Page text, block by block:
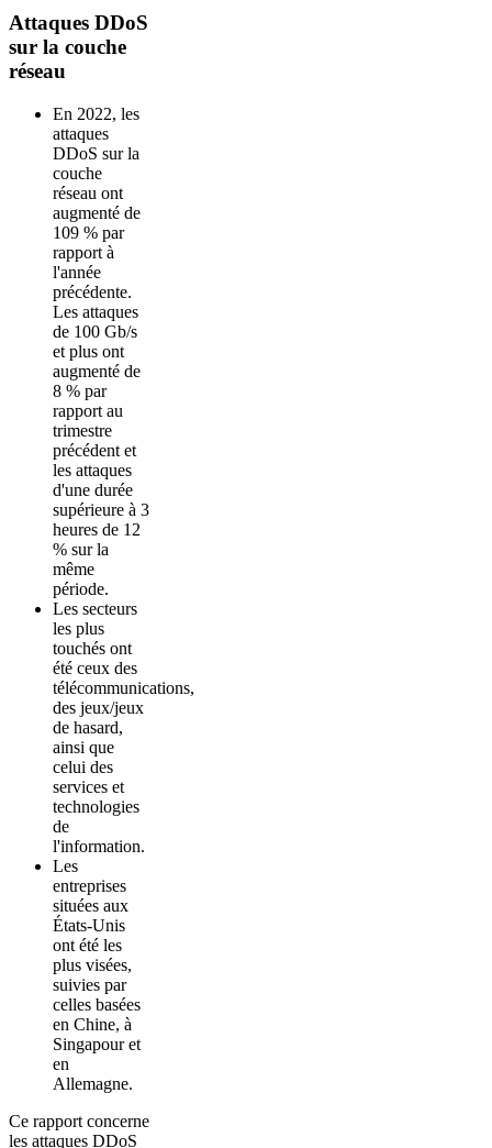
Attaques DDoS
sur la couche
réseau
En 2022, les
attaques
DDoS sur la
couche
réseau ont
augmenté de
109 % par
rapport à
l'année
précédente.
Les attaques
de 100 Gb/s
et plus ont
augmenté de
8 % par
rapport au
trimestre
précédent et
les attaques
d'une durée
supérieure à 3
heures de 12
% sur la
même
période.
Les secteurs
les plus
touchés ont
été ceux des
télécommunications,
des jeux/jeux
de hasard,
ainsi que
celui des
services et
technologies
de
l'information.
Les
entreprises
situées aux
États-Unis
ont été les
plus visées,
suivies par
celles basées
en Chine, à
Singapour et
en
Allemagne.
Ce rapport concerne
les attaques DDoS